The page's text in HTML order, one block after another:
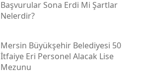
Başvurular Sona Erdi Mi Şartlar
Nelerdir?
Mersin Büyükşehir Belediyesi 50
İtfaiye Eri Personel Alacak Lise
Mezunu